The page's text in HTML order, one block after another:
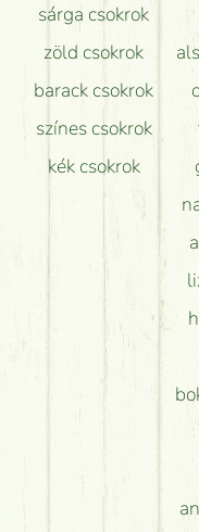
sárga csokrok
zöld csokrok
barack csokrok
színes csokrok
kék csokrok